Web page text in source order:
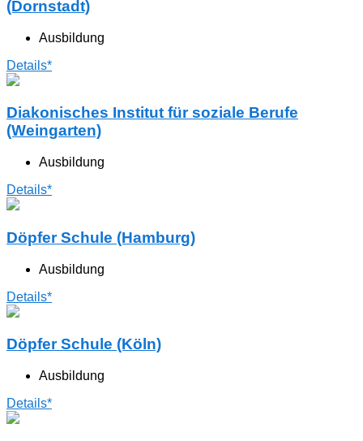
(Dornstadt)
Ausbildung
Details*
Diakonisches Institut für soziale Berufe
(Weingarten)
Ausbildung
Details*
Döpfer Schule (Hamburg)
Ausbildung
Details*
Döpfer Schule (Köln)
Ausbildung
Details*